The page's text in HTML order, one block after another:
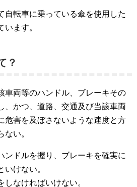
自転車に乗っている傘を使用した
います。
？
車両等のハンドル、ブレーキその
、かつ、道路、交通及び当該車両
危害を及ぼさないような速度と方
い。
ンドルを握り、ブレーキを確実に
けない。
なければいけない。